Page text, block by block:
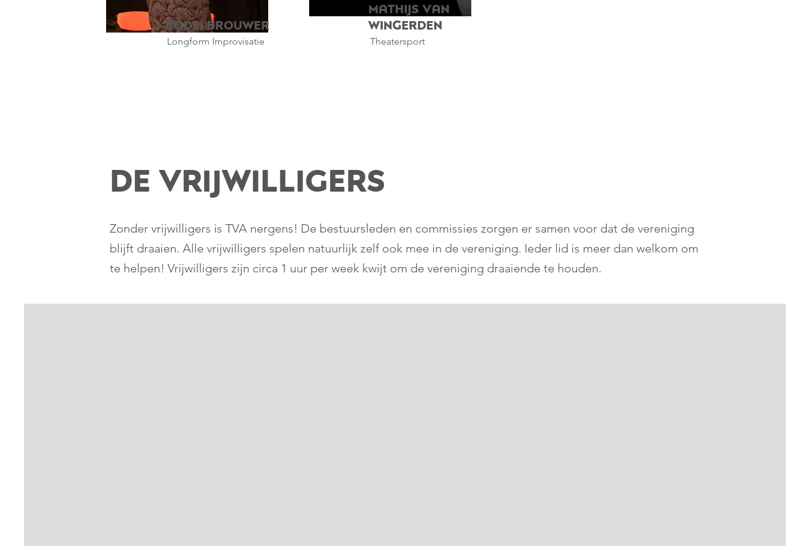
Bodei Brouwer
Longform Improvisatie
Mathijs van
Wingerden
Theatersport
de vrijwilligers
Zonder vrijwilligers is TVA nergens! De bestuursleden en commissies zorgen er samen voor dat de vereniging
blijft draaien. Alle vrijwilligers spelen natuurlijk zelf ook mee in de vereniging. Ieder lid is meer dan welkom om
te helpen! Vrijwilligers zijn circa 1 uur per week kwijt om de vereniging draaiende te houden.